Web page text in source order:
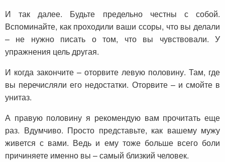
И так далее. Будьте предельно честны с собой.
Вспоминайте, как проходили ваши ссоры, что вы делали
– не нужно писать о том, что вы чувствовали. У
упражнения цель другая.
И когда закончите – оторвите левую половину. Там, где
вы перечисляли его недостатки. Оторвите – и смойте в
унитаз.
А правую половину я рекомендую вам прочитать еще
раз. Вдумчиво. Просто представьте, как вашему мужу
живется с вами. Ведь и ему тоже больше всего боли
причиняете именно вы – самый близкий человек.